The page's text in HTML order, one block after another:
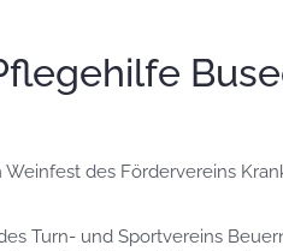
des Fördervereins
Turn- und Sportvereins